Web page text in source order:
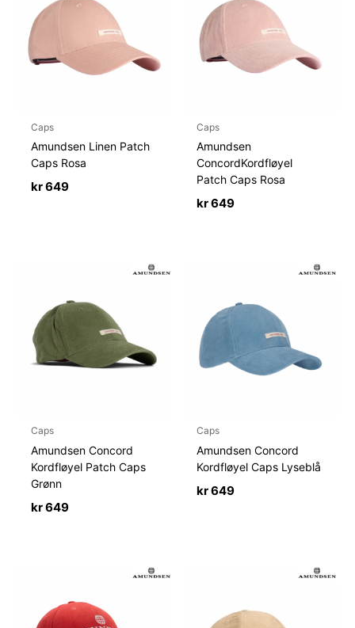
Caps
Amundsen Linen Patch
Caps Rosa
kr649
Caps
Amundsen
ConcordKordfløyel
Patch Caps Rosa
kr649
Caps
Amundsen Concord
Kordfløyel Patch Caps
Grønn
kr649
Caps
Amundsen Concord
Kordfløyel Caps Lyseblå
kr649